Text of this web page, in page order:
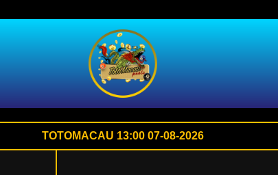
TOTOMACAU 13:00 07-08-2026